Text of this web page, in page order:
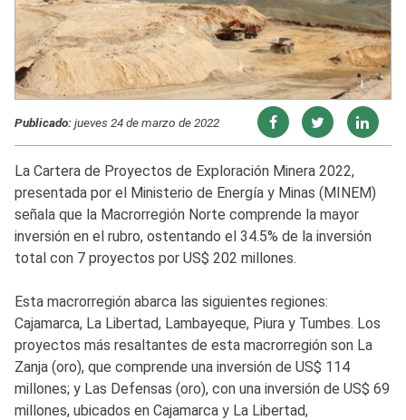
Publicado:jueves 24 de marzo de 2022
La Cartera de Proyectos de Exploración Minera 2022,
presentada por el Ministerio de Energía y Minas (MINEM)
señala que la Macrorregión Norte comprende la mayor
inversión en el rubro, ostentando el 34.5% de la inversión
total con 7 proyectos por US$ 202 millones.
Esta macrorregión abarca las siguientes regiones:
Cajamarca, La Libertad, Lambayeque, Piura y Tumbes. Los
proyectos más resaltantes de esta macrorregión son La
Zanja (oro), que comprende una inversión de US$ 114
millones; y Las Defensas (oro), con una inversión de US$ 69
millones, ubicados en Cajamarca y La Libertad,